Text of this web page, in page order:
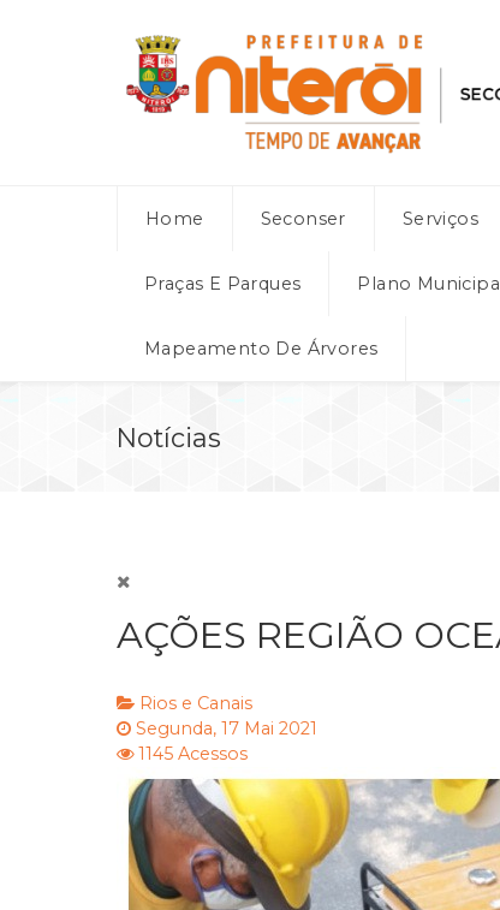
Home Seconser Serviços
Praças E Parques Plano
Mapeamento De Árvores
Notícias
AÇÕES REGIÃO
Rios e Canais
Segunda, 17 Mai 2021
1145 Acessos